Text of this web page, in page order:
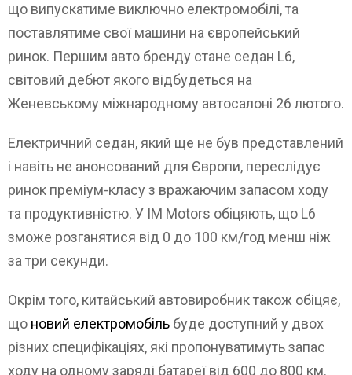
що випускатиме виключно електромобілі, та
поставлятиме свої машини на європейський
ринок. Першим авто бренду стане седан L6,
світовий дебют якого відбудеться на
Женевському міжнародному автосалоні 26 лютого.
Електричний седан, який ще не був представлений
і навіть не анонсований для Європи, переслідує
ринок преміум-класу з вражаючим запасом ходу
та продуктивністю. У IM Motors обіцяють, що L6
зможе розганятися від 0 до 100 км/год менш ніж
за три секунди.
Окрім того, китайський автовиробник також обіцяє,
що новий електромобіль буде доступний у двох
різних специфікаціях, які пропонуватимуть запас
ходу на одному заряді батареї від 600 до 800 км.